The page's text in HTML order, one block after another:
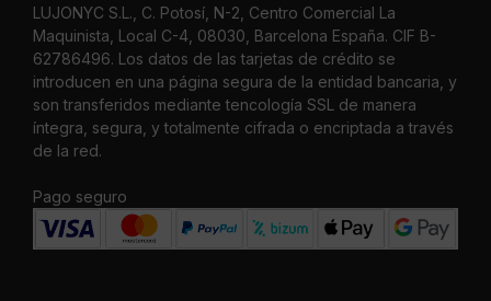
LUJONYC S.L., C. Potosí, N-2, Centro Comercial La
Maquinista, Local C-4, 08030, Barcelona España. CIF B-
62786496. Los datos de las tarjetas de crédito se
introducen en una página segura de la entidad bancaria, y
son transferidos mediante tencología SSL de manera
íntegra, segura, y totalmente cifrada o encriptada a través
de la red.
Pago seguro